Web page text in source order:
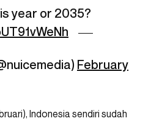
year or 2035?
February
Indonesia sendiri sudah